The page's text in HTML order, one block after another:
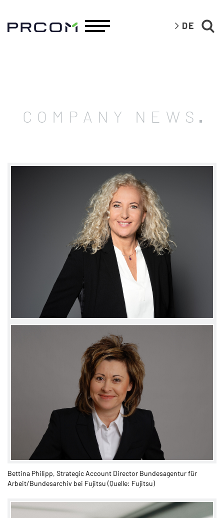
DE
COMPANY NEWS
Bettina Philipp, Strategic Account Director Bundesagentur für
Arbeit/Bundesarchiv bei Fujitsu (Quelle: Fujitsu)